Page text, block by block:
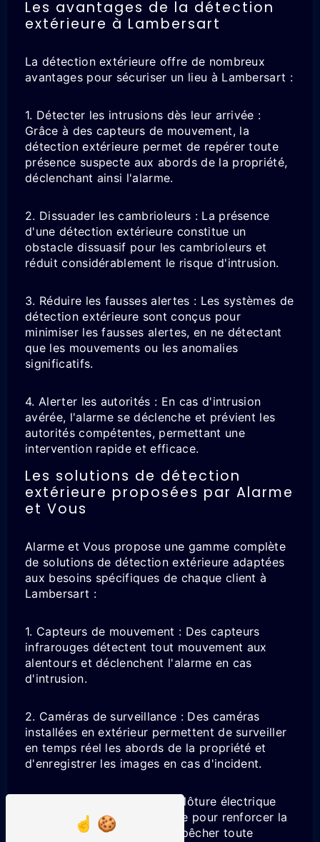
Les avantages de la détection
extérieure à Lambersart
La détection extérieure offre de nombreux
avantages pour sécuriser un lieu à Lambersart :
1. Détecter les intrusions dès leur arrivée :
Grâce à des capteurs de mouvement, la
détection extérieure permet de repérer toute
présence suspecte aux abords de la propriété,
déclenchant ainsi l'alarme.
2. Dissuader les cambrioleurs : La présence
d'une détection extérieure constitue un
obstacle dissuasif pour les cambrioleurs et
réduit considérablement le risque d'intrusion.
3. Réduire les fausses alertes : Les systèmes de
détection extérieure sont conçus pour
minimiser les fausses alertes, en ne détectant
que les mouvements ou les anomalies
significatifs.
4. Alerter les autorités : En cas d'intrusion
avérée, l'alarme se déclenche et prévient les
autorités compétentes, permettant une
intervention rapide et efficace.
Les solutions de détection
extérieure proposées par Alarme
et Vous
Alarme et Vous propose une gamme complète
de solutions de détection extérieure adaptées
aux besoins spécifiques de chaque client à
Lambersart :
1. Capteurs de mouvement : Des capteurs
infrarouges détectent tout mouvement aux
alentours et déclenchent l'alarme en cas
d'intrusion.
2. Caméras de surveillance : Des caméras
installées en extérieur permettent de surveiller
en temps réel les abords de la propriété et
d'enregistrer les images en cas d'incident.
3. Clôture électrique : Une clôture électrique
dissuasive peut être installée pour renforcer la
sécurité du périmètre et empêcher toute